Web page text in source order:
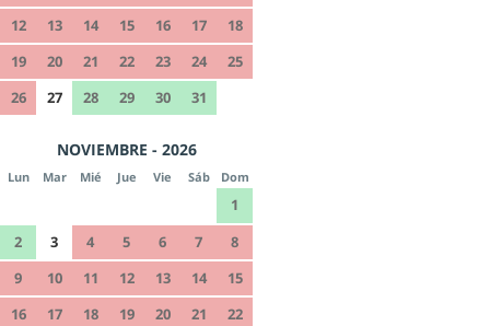
12
13 14 15 16 17
18
19
20 21 22 23 24
25
26
27 28 29 30 31
NOVIEMBRE - 2026
Lun Mar Mié Jue Vie Sáb Dom
1
2
3 4 5 6 7
8
9
10 11 12 13 14
15
16
17 18 19 20 21
22